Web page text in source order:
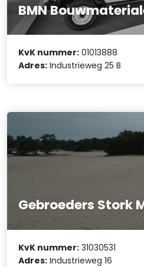
BMN
KvK nummer: 01013888
Adres: Industrieweg 25 B
Gebroeders Stork
KvK nummer: 31030531
Adres: Industrieweg 16